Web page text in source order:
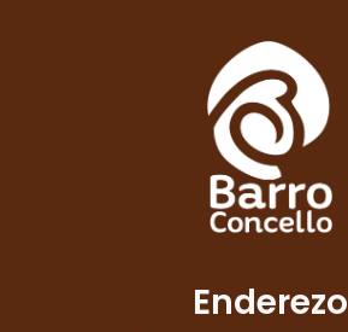
Enderezo